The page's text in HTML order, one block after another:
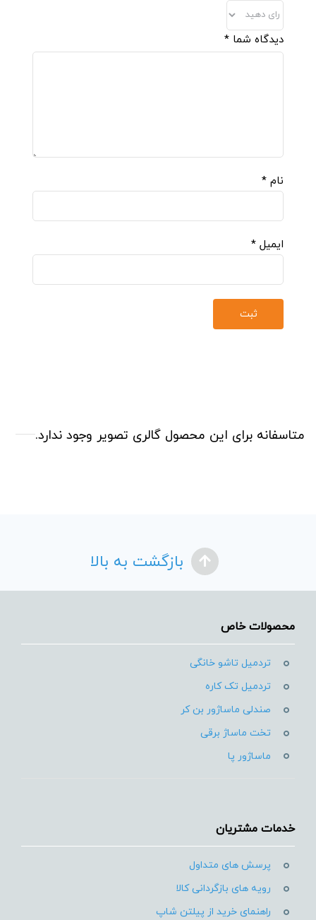
دیدگاه شما *
نام *
ایمیل *
متاسفانه برای این محصول گالری تصویر وجود ندارد.
بازگشت به بالا
محصولات خاص
تردمیل تاشو خانگی
تردمیل تک کاره
صندلی ماساژور بن کر
تخت ماساژ برقی
ماساژور پا
خدمات مشتریان
پرسش های متداول
رویه های بازگردانی کالا
راهنمای خرید از پیلتن شاپ